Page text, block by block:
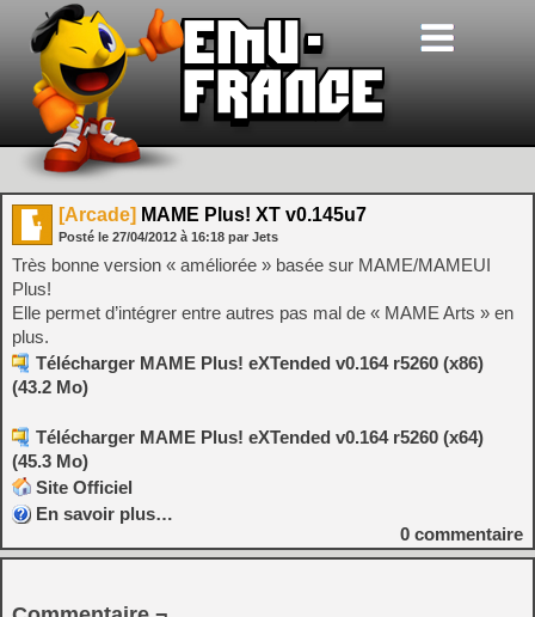
[Arcade] MAME Plus! XT v0.145u7
Posté le 27/04/2012 à 16:18 par Jets
Très bonne version « améliorée » basée sur MAME/MAMEUI
Plus!
Elle permet d’intégrer entre autres pas mal de « MAME Arts » en
plus.
Télécharger MAME Plus! eXTended v0.164 r5260 (x86)
(43.2 Mo)
Télécharger MAME Plus! eXTended v0.164 r5260 (x64)
(45.3 Mo)
Site Officiel
En savoir plus…
0 commentaire